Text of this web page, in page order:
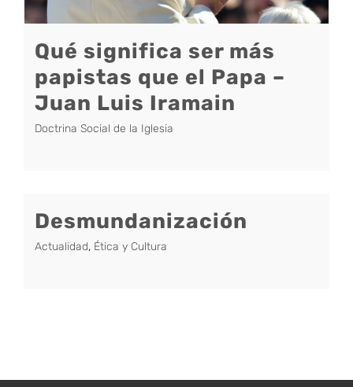
Qué significa ser más
papistas que el Papa –
Juan Luis Iramain
Doctrina Social de la Iglesia
Desmundanización
Actualidad, Ética y Cultura